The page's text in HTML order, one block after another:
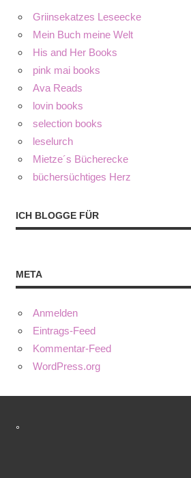
Griinsekatzes Leseecke
Mein Buch meine Welt
His and Her Books
pink mai books
Ava Reads
lovin books
selection books
leselurch
Mietze´s Bücherecke
büchersüchtiges Herz
ICH BLOGGE FÜR
META
Anmelden
Eintrags-Feed
Kommentar-Feed
WordPress.org
°